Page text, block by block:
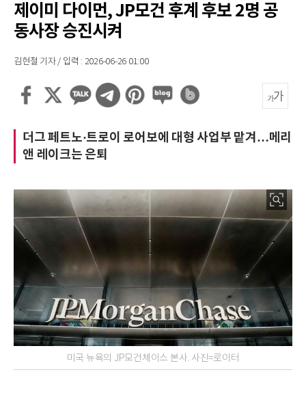
제이미 다이먼, JP모건 후계 후보 2명 공
동사장 승진시켜
김현철 기자 / 입력 : 2026-06-26 01:00
더그 페트노·트로이 로어보에 대형 사업부 맡겨…메리
앤 레이크는 은퇴
미국 뉴욕의 JP모건체이스 본사. 사진=로이터